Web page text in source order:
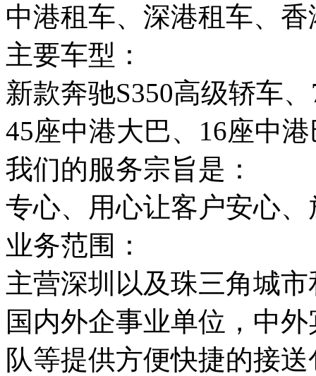
中港租车、深港租车、香
主要车型：
新款奔驰S350高级轿车
45座中港大巴、16座中
我们的服务宗旨是：
专心、用心让客户安心、
业务范围：
主营深圳以及珠三角城
国内外企事业单位，中
队等提供方便快捷的接